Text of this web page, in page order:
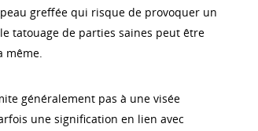
greffée qui risque de provoquer un
tatouage de parties saines peut être
même.
généralement pas à une visée
une signification en lien avec